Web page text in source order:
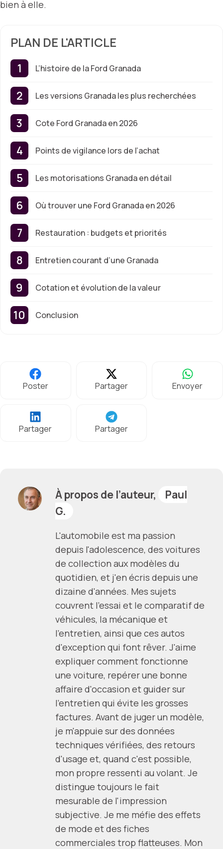
bien à elle.
PLAN DE L'ARTICLE
L’histoire de la Ford Granada
Les versions Granada les plus recherchées
Cote Ford Granada en 2026
Points de vigilance lors de l’achat
Les motorisations Granada en détail
Où trouver une Ford Granada en 2026
Restauration : budgets et priorités
Entretien courant d’une Granada
Cotation et évolution de la valeur
Conclusion
Poster Partager Envoyer
Partager Partager
À propos de l’auteur,
Paul
G.
L'automobile est ma passion
depuis l'adolescence, des voitures
de collection aux modèles du
quotidien, et j'en écris depuis une
dizaine d'années. Mes sujets
couvrent l'essai et le comparatif de
véhicules, la mécanique et
l'entretien, ainsi que ces autos
d'exception qui font rêver. J'aime
expliquer comment fonctionne
une voiture, repérer une bonne
affaire d'occasion et guider sur
l'entretien qui évite les grosses
factures. Avant de juger un modèle,
je m'appuie sur des données
techniques vérifiées, des retours
d'usage et, quand c'est possible,
mon propre ressenti au volant. Je
distingue toujours le fait
mesurable de l'impression
subjective. Je me méfie des effets
de mode et des fiches
commerciales trop flatteuses. Mon